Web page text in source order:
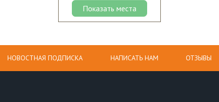
НОВОСТНАЯ ПОДПИСКА НАПИСАТЬ НАМ ОТЗЫВЫ